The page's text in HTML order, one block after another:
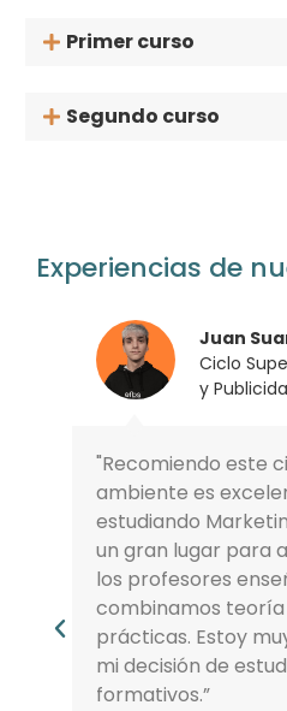
Primer curso
Segundo curso
Experiencias de
"Recomiendo este
ambiente es
estudiando
un gran lugar para
los profesores
combinamos
prácticas. Estoy
mi decisión de
formativos.”
Juan
Ciclo
y